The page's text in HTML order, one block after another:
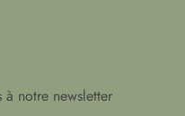
à notre newsletter